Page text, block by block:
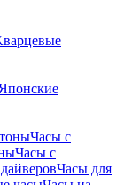
Японские
Часы с
Часы с
Часы для